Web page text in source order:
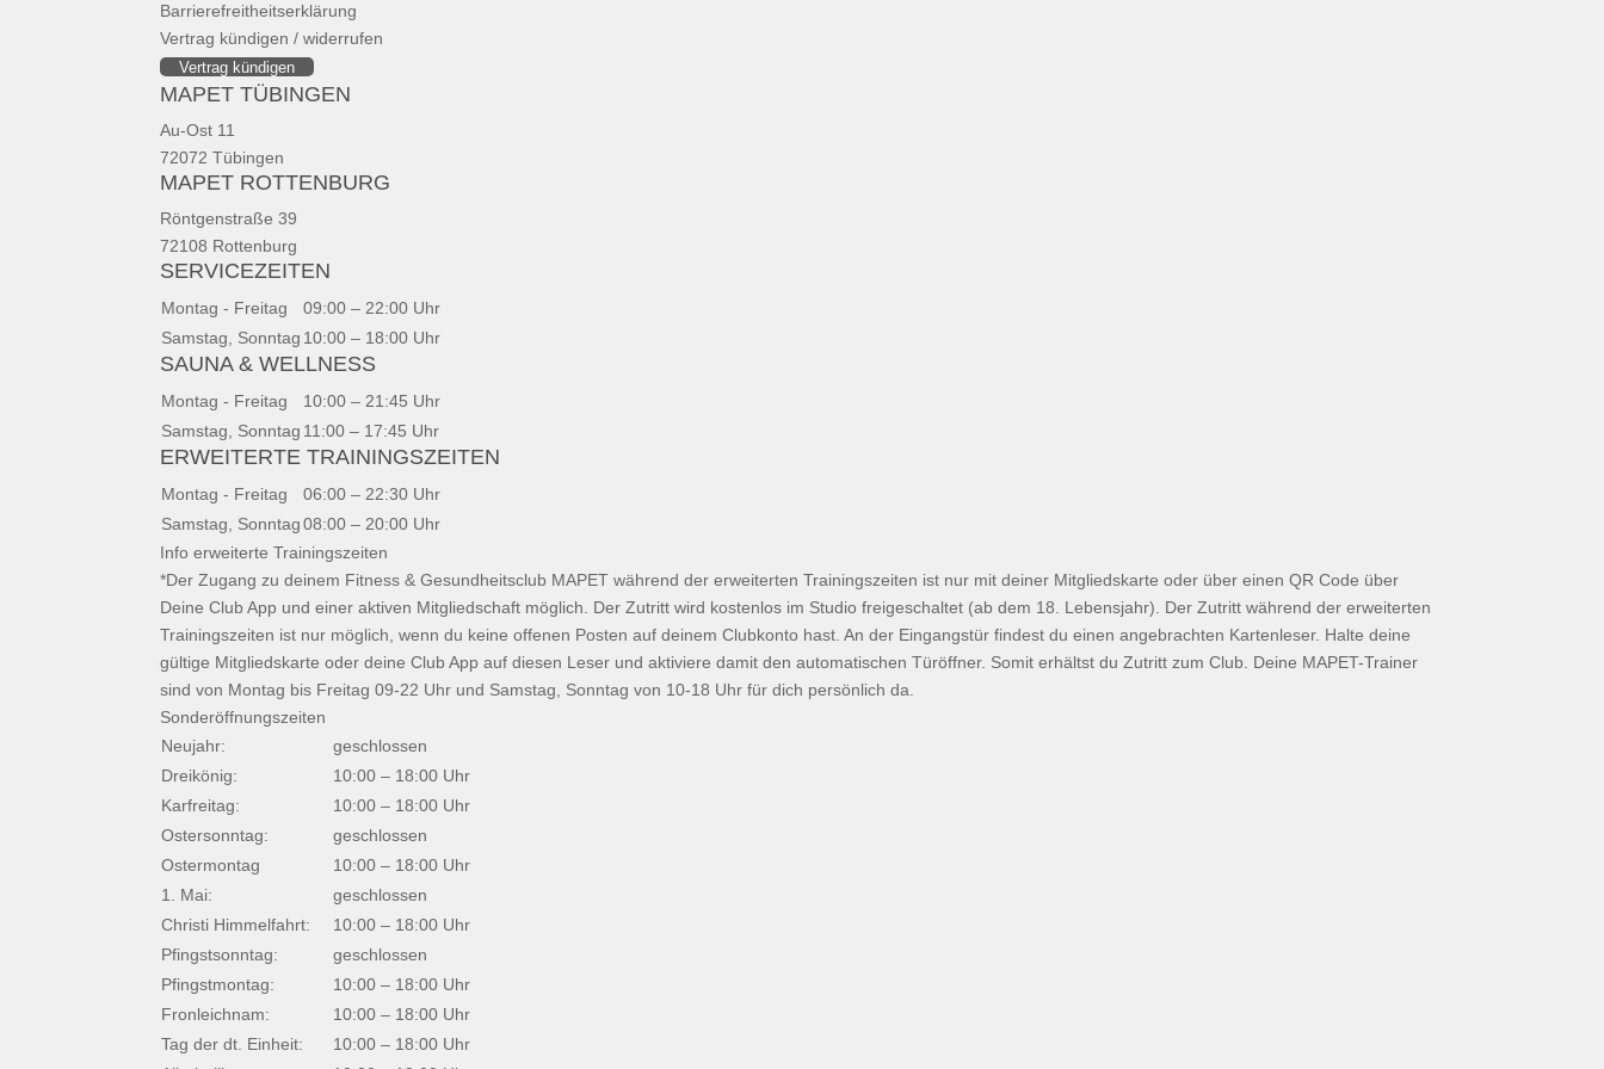
Barrierefreitheitserklärung
Vertrag kündigen / widerrufen
Vertrag kündigen
MAPET TÜBINGEN
Au-Ost 11
72072 Tübingen
MAPET ROTTENBURG
Röntgenstraße 39
72108 Rottenburg
SERVICEZEITEN
Montag - Freitag
09:00 – 22:00 Uhr
Samstag, Sonntag 10:00 – 18:00 Uhr
SAUNA & WELLNESS
Montag - Freitag
10:00 – 21:45 Uhr
Samstag, Sonntag 11:00 – 17:45 Uhr
ERWEITERTE TRAININGSZEITEN
Montag - Freitag
06:00 – 22:30 Uhr
Samstag, Sonntag 08:00 – 20:00 Uhr
Info erweiterte Trainingszeiten
*Der Zugang zu deinem Fitness & Gesundheitsclub MAPET während der erweiterten Trainingszeiten ist nur mit deiner Mitgliedskarte oder über einen QR Code über
Deine Club App und einer aktiven Mitgliedschaft möglich. Der Zutritt wird kostenlos im Studio freigeschaltet (ab dem 18. Lebensjahr). Der Zutritt während der erweiterten
Trainingszeiten ist nur möglich, wenn du keine offenen Posten auf deinem Clubkonto hast. An der Eingangstür findest du einen angebrachten Kartenleser. Halte deine
gültige Mitgliedskarte oder deine Club App auf diesen Leser und aktiviere damit den automatischen Türöffner. Somit erhältst du Zutritt zum Club. Deine MAPET-Trainer
sind von Montag bis Freitag 09-22 Uhr und Samstag, Sonntag von 10-18 Uhr für dich persönlich da.
Sonderöffnungszeiten
Neujahr:
geschlossen
Dreikönig:
10:00 – 18:00 Uhr
Karfreitag:
10:00 – 18:00 Uhr
Ostersonntag:
geschlossen
Ostermontag
10:00 – 18:00 Uhr
1. Mai:
geschlossen
Christi Himmelfahrt:
10:00 – 18:00 Uhr
Pfingstsonntag:
geschlossen
Pfingstmontag:
10:00 – 18:00 Uhr
Fronleichnam:
10:00 – 18:00 Uhr
Tag der dt. Einheit:
10:00 – 18:00 Uhr